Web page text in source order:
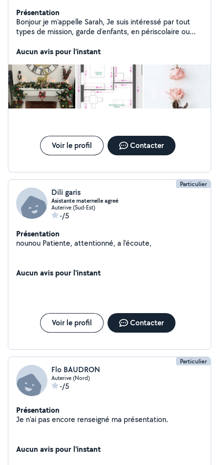
Présentation
Bonjour je m'appelle Sarah, Je suis intéressé par tout
types de mission, garde d'enfants, en périscolaire ou
enfant ou personne âgé... Et plein d'autre ! Je serais
être à très bientôt !
Aucun avis pour l'instant
Voir le profil Contacter
Particulier
Dili garis
Asistante maternelle agreé
Auterive (Sud-Est)
-/5
Présentation
nounou Patiente, attentionné, a l'écoute,
Aucun avis pour l'instant
Voir le profil Contacter
Particulier
Flo BAUDRON
Auterive (Nord)
-/5
Présentation
Je n'ai pas encore renseigné ma présentation.
Aucun avis pour l'instant